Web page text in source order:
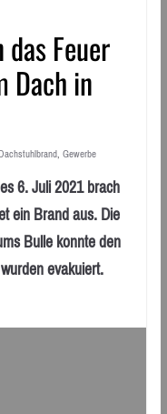
Feuer
Dach in
, Gewerbe
6. Juli 2021 brach
ein Brand aus. Die
Bulle konnte den
evakuiert.